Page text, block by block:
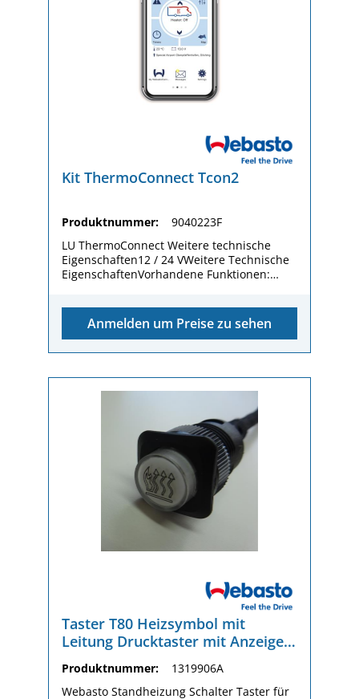
Kit ThermoConnect Tcon2
Produktnummer:
9040223F
LU ThermoConnect Weitere technische
Eigenschaften12 / 24 VWeitere Technische
EigenschaftenVorhandene Funktionen:
positionsbasierte Funktionen durch
integrierte GPS-AntenneFurther Technical
heatingFurther Technical
PropertyBedienung mehrerer Fahrzeuge
über eine App möglichComponent Level
5ThermoConnect TCon2Packaging
dimension (L x W x H)180 / 140 / 40
mmGewicht (kg)0.35 kg
Anmelden um Preise zu sehen
Taster T80 Heizsymbol mit
Leitung Drucktaster mit Anzeige
Produktnummer:
1319906A
Webasto Standheizung Schalter Taster für